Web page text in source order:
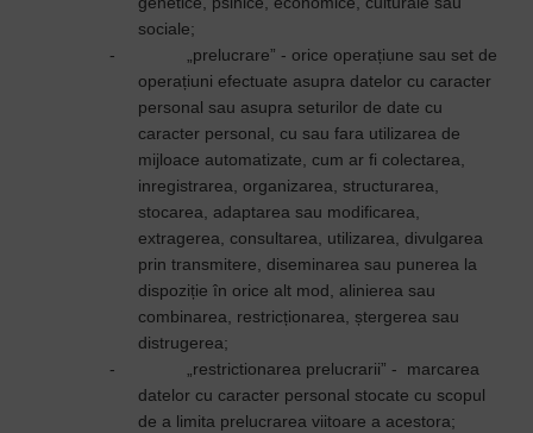
sociale;
-
„prelucrare” - orice operațiune sau set de
operațiuni efectuate asupra datelor cu caracter
personal sau asupra seturilor de date cu
caracter personal, cu sau fara utilizarea de
mijloace automatizate, cum ar fi colectarea,
inregistrarea, organizarea, structurarea,
stocarea, adaptarea sau modificarea,
extragerea, consultarea, utilizarea, divulgarea
prin transmitere, diseminarea sau punerea la
dispoziție în orice alt mod, alinierea sau
combinarea, restricționarea, ștergerea sau
distrugerea;
-
„restrictionarea prelucrarii” - marcarea
datelor cu caracter personal stocate cu scopul
de a limita prelucrarea viitoare a acestora;